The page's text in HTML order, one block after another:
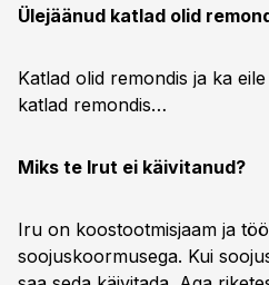
Ülejäänud katlad olid
Katlad olid remondis ja ka
katlad remondis…
Miks te Irut ei käivitanud?
Iru on koostootmisjaam ja
soojuskoormusega. Kui